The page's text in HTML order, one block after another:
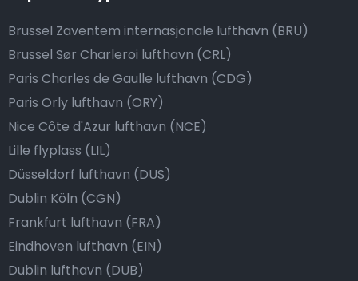
Brussel Zaventem internasjonale lufthavn (BRU)
Brussel Sør Charleroi lufthavn (CRL)
Paris Charles de Gaulle lufthavn (CDG)
Paris Orly lufthavn (ORY)
Nice Côte d'Azur lufthavn (NCE)
Lille flyplass (LIL)
Düsseldorf lufthavn (DUS)
Dublin Köln (CGN)
Frankfurt lufthavn (FRA)
Eindhoven lufthavn (EIN)
Dublin lufthavn (DUB)